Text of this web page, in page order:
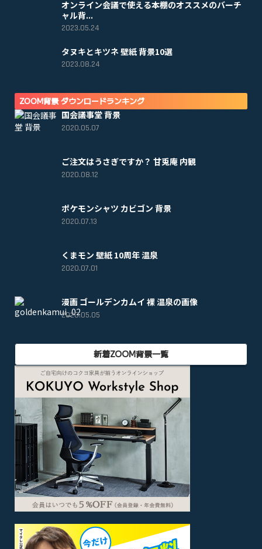
オンライン会議で使える本棚のオススメのバーチ
ャル背...
2023.05.24
タヌキとキツネ 壁紙 背景10選
2023.08.24
ZOOM背景 ダウンロードランキング
国会議事堂 背景
2020.05.07
ご注文はうさぎですか？ 甘兎庵 内観
2020.08.12
ポケモンシャツ カビゴン 背景
2020.07.13
くまモン 壁紙 10周年 温泉
2020.07.01
漫画 ゴールデンカムイ 裸 温泉の画像
2020.05.05
新着ZOOM背景一覧